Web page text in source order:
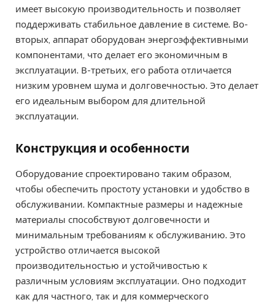
имеет высокую производительность и позволяет
поддерживать стабильное давление в системе. Во-
вторых, аппарат оборудован энергоэффективными
компонентами, что делает его экономичным в
эксплуатации. В-третьих, его работа отличается
низким уровнем шума и долговечностью. Это делает
его идеальным выбором для длительной
эксплуатации.
Конструкция и особенности
Оборудование спроектировано таким образом,
чтобы обеспечить простоту установки и удобство в
обслуживании. Компактные размеры и надежные
материалы способствуют долговечности и
минимальным требованиям к обслуживанию. Это
устройство отличается высокой
производительностью и устойчивостью к
различным условиям эксплуатации. Оно подходит
как для частного, так и для коммерческого